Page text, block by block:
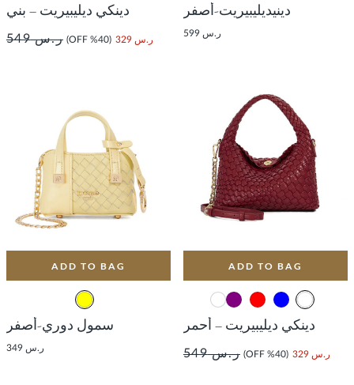
دينيديليبيريت-أصفر
ر.س 599
دينكي ديليبيريت – بني
ر.س 329 (40% OFF) ر.س 549
ADD TO BAG
دينكي ديليبيريت – أحمر
ر.س 329 (40% OFF) ر.س 549
ADD TO BAG
سمول دوري-أصفر
ر.س 349